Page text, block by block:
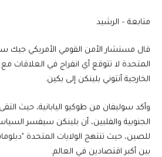
متابعة – الرشيد
قال مستشار الأمن القومي الأمريكي جيك
المتحدة لا تتوقع أي انفراج في العلاقات مع
الخارجية أنتوني بلينكن إلى بكين.
وأكد سوليفان من طوكيو اليابانية، حيث
الجنوبية والفلبين، أن بلينكن سيفسر
للصين، حيث تنتهج الولايات المتحدة
بين أكبر اقتصادين في العالم.